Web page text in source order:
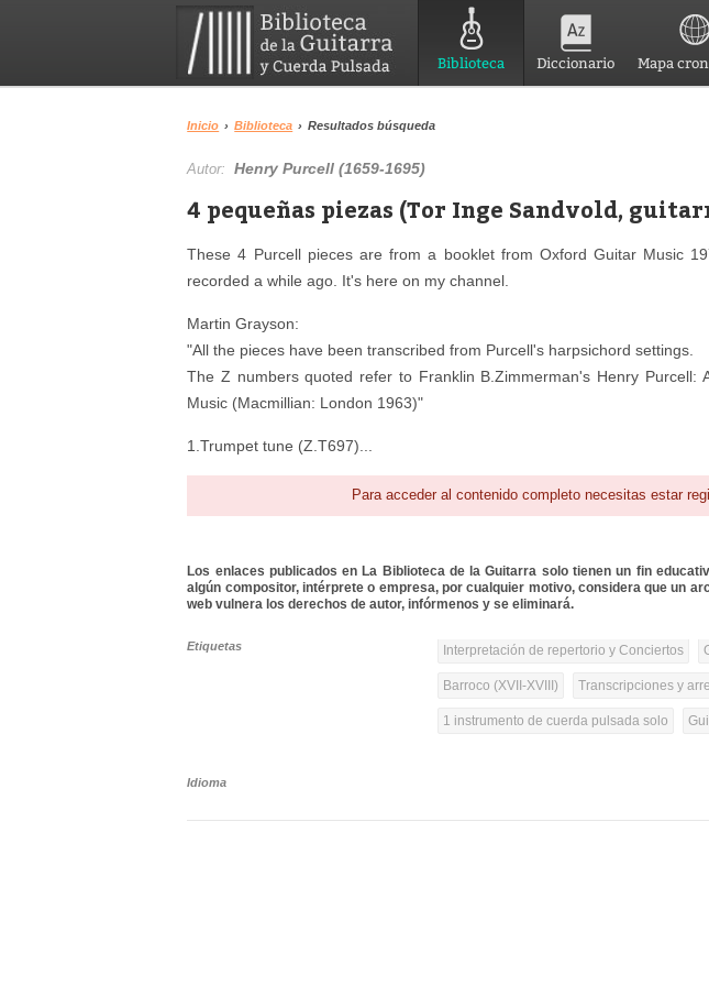
Biblioteca Diccionario Mapa
Inicio › Biblioteca › Resultados búsqueda
Autor:Henry Purcell (1659-1695)
4 pequeñas piezas (Tor Inge Sandvold,
These 4 Purcell pieces are from a booklet from Oxford Guitar Music
recorded a while ago. It's here on my channel.
Martin Grayson:
"All the pieces have been transcribed from Purcell's harpsichord settings.
The Z numbers quoted refer to Franklin B.Zimmerman's Henry Purcell:
Music (Macmillian: London 1963)"
1.Trumpet tune (Z.T697)...
Para acceder al contenido completo necesitas estar
Los enlaces publicados en La Biblioteca de la Guitarra solo tienen un fin
algún compositor, intérprete o empresa, por cualquier motivo, considera que un
web vulnera los derechos de autor, infórmenos y se eliminará.
Etiquetas Interpretación de repertorio y Conciertos
Barroco (XVII-XVIII) Transcripciones y
1 instrumento de cuerda pulsada solo
Idioma